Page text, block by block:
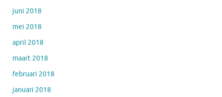
juni 2018
mei 2018
april 2018
maart 2018
februari 2018
januari 2018